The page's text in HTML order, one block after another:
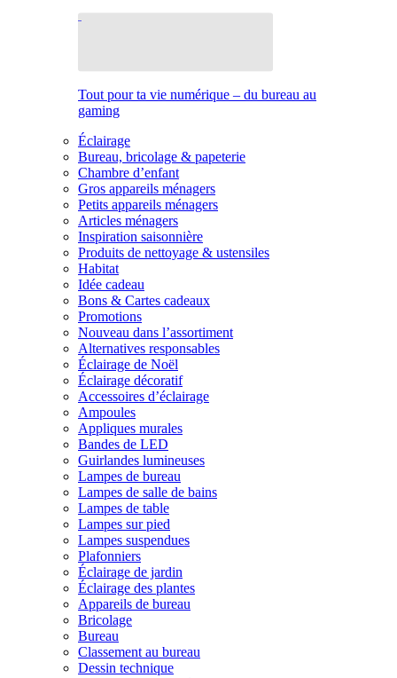
Tout pour ta vie numérique – du bureau au
gaming
Éclairage
Bureau, bricolage & papeterie
Chambre d’enfant
Gros appareils ménagers
Petits appareils ménagers
Articles ménagers
Inspiration saisonnière
Produits de nettoyage & ustensiles
Habitat
Idée cadeau
Bons & Cartes cadeaux
Promotions
Nouveau dans l’assortiment
Alternatives responsables
Éclairage de Noël
Éclairage décoratif
Accessoires d’éclairage
Ampoules
Appliques murales
Bandes de LED
Guirlandes lumineuses
Lampes de bureau
Lampes de salle de bains
Lampes de table
Lampes sur pied
Lampes suspendues
Plafonniers
Éclairage de jardin
Éclairage des plantes
Appareils de bureau
Bricolage
Bureau
Classement au bureau
Dessin technique